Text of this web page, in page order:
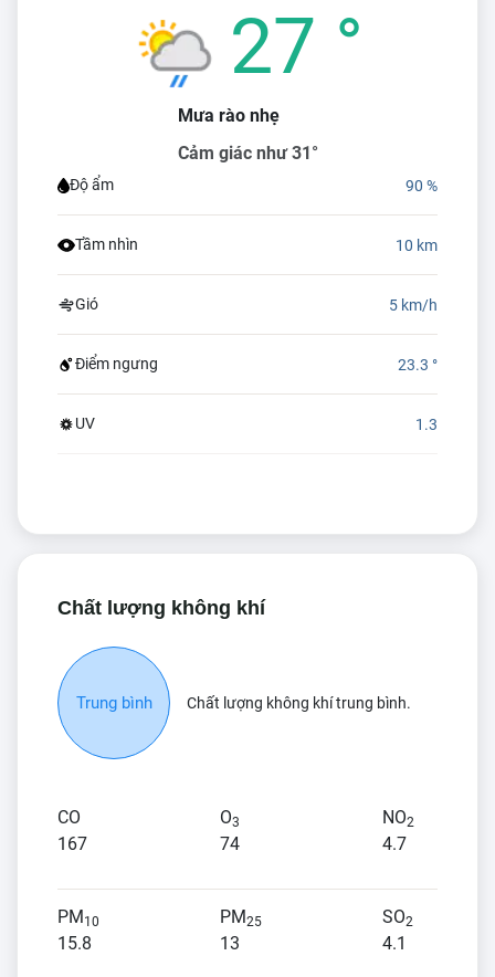
27 °
Mưa rào nhẹ
Cảm giác như 31°
Độ ẩm 90 %
Tầm nhìn 10 km
Gió 5 km/h
Điểm ngưng 23.3 °
UV 1.3
Chất lượng không khí
Trung bình Chất lượng không khí trung bình.
CO
167
O3
74
NO2
4.7
PM10
15.8
PM25
13
SO2
4.1